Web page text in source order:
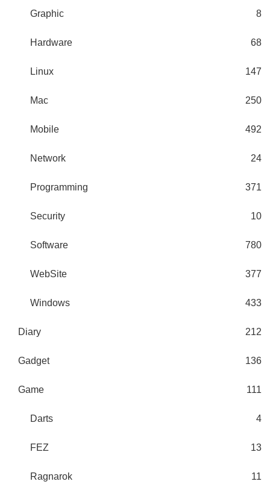
Graphic 8
Hardware 68
Linux 147
Mac 250
Mobile 492
Network 24
Programming 371
Security 10
Software 780
WebSite 377
Windows 433
Diary 212
Gadget 136
Game 111
Darts 4
FEZ 13
Ragnarok 11